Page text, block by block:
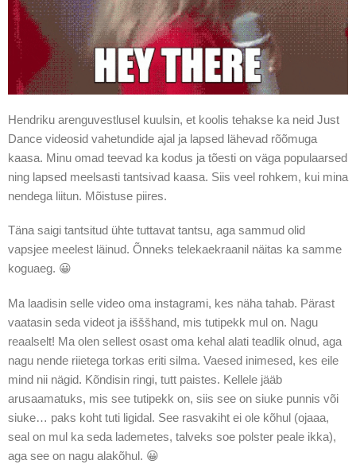
Hendriku arenguvestlusel kuulsin, et koolis tehakse ka neid Just
Dance videosid vahetundide ajal ja lapsed lähevad rõõmuga
kaasa. Minu omad teevad ka kodus ja tõesti on väga populaarsed
ning lapsed meelsasti tantsivad kaasa. Siis veel rohkem, kui mina
nendega liitun. Mõistuse piires.
Täna saigi tantsitud ühte tuttavat tantsu, aga sammud olid
vapsjee meelest läinud. Õnneks telekaekraanil näitas ka samme
koguaeg. 😀
Ma laadisin selle video oma instagrami, kes näha tahab. Pärast
vaatasin seda videot ja išššhand, mis tutipekk mul on. Nagu
reaalselt! Ma olen sellest osast oma kehal alati teadlik olnud, aga
nagu nende riietega torkas eriti silma. Vaesed inimesed, kes eile
mind nii nägid. Kõndisin ringi, tutt paistes. Kellele jääb
arusaamatuks, mis see tutipekk on, siis see on siuke punnis või
siuke… paks koht tuti ligidal. See rasvakiht ei ole kõhul (ojaaa,
seal on mul ka seda lademetes, talveks soe polster peale ikka),
aga see on nagu alakõhul. 😀